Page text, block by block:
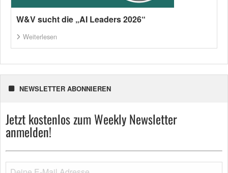
W&V sucht die „AI Leaders 2026“
Weiterlesen
NEWSLETTER ABONNIEREN
Jetzt kostenlos zum Weekly Newsletter
anmelden!